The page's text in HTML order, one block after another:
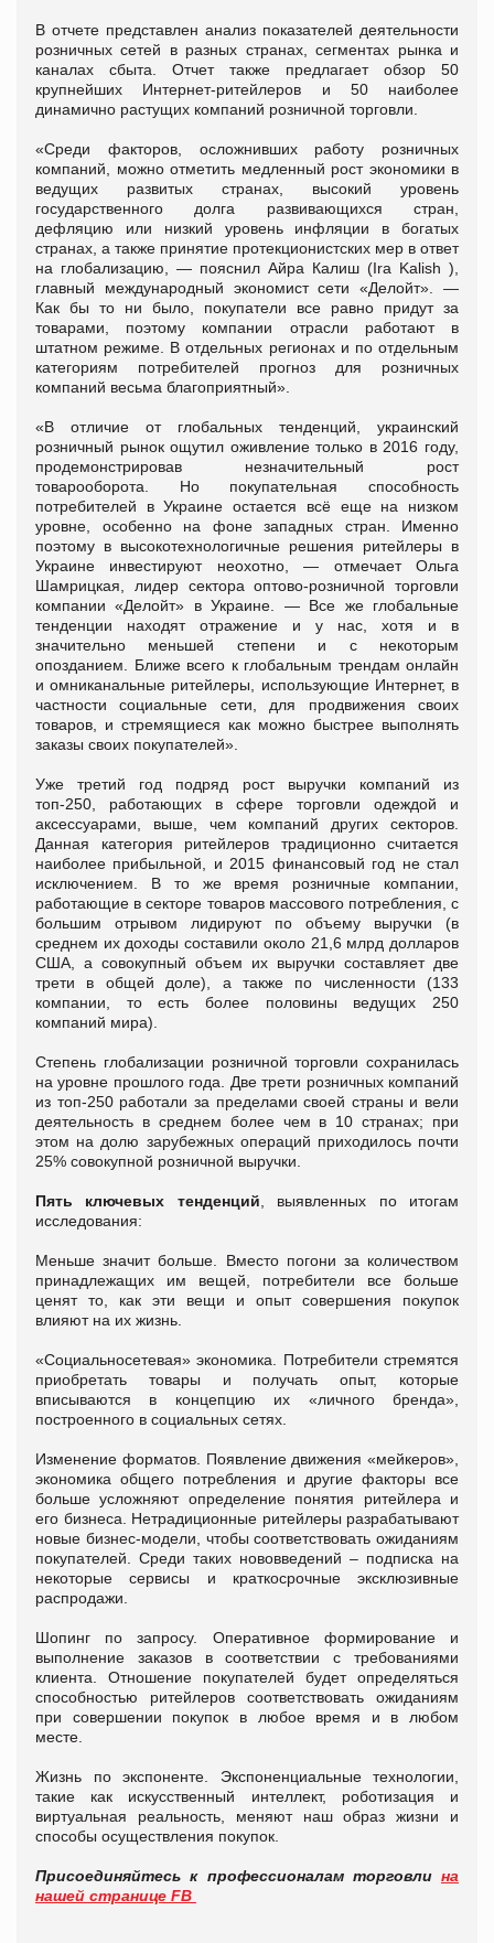
В отчете представлен анализ показателей деятельности
розничных сетей в разных странах, сегментах рынка и
каналах сбыта. Отчет также предлагает обзор 50
крупнейших Интернет-ритейлеров и 50 наиболее
динамично растущих компаний розничной торговли.
«Среди факторов, осложнивших работу розничных
компаний, можно отметить медленный рост экономики в
ведущих развитых странах, высокий уровень
государственного долга развивающихся стран,
дефляцию или низкий уровень инфляции в богатых
странах, а также принятие протекционистских мер в ответ
на глобализацию, — пояснил Айра Калиш (Ira Kalish ),
главный международный экономист сети «Делойт». —
Как бы то ни было, покупатели все равно придут за
товарами, поэтому компании отрасли работают в
штатном режиме. В отдельных регионах и по отдельным
категориям потребителей прогноз для розничных
компаний весьма благоприятный».
«В отличие от глобальных тенденций, украинский
розничный рынок ощутил оживление только в 2016 году,
продемонстрировав незначительный рост
товарооборота. Но покупательная способность
потребителей в Украине остается всё еще на низком
уровне, особенно на фоне западных стран. Именно
поэтому в высокотехнологичные решения ритейлеры в
Украине инвестируют неохотно, — отмечает Ольга
Шамрицкая, лидер сектора оптово-розничной торговли
компании «Делойт» в Украине. — Все же глобальные
тенденции находят отражение и у нас, хотя и в
значительно меньшей степени и с некоторым
опозданием. Ближе всего к глобальным трендам онлайн
и омниканальные ритейлеры, использующие Интернет, в
частности социальные сети, для продвижения своих
товаров, и стремящиеся как можно быстрее выполнять
заказы своих покупателей».
Уже третий год подряд рост выручки компаний из
топ-250, работающих в сфере торговли одеждой и
аксессуарами, выше, чем компаний других секторов.
Данная категория ритейлеров традиционно считается
наиболее прибыльной, и 2015 финансовый год не стал
исключением. В то же время розничные компании,
работающие в секторе товаров массового потребления, с
большим отрывом лидируют по объему выручки (в
среднем их доходы составили около 21,6 млрд долларов
США, а совокупный объем их выручки составляет две
трети в общей доле), а также по численности (133
компании, то есть более половины ведущих 250
компаний мира).
Степень глобализации розничной торговли сохранилась
на уровне прошлого года. Две трети розничных компаний
из топ-250 работали за пределами своей страны и вели
деятельность в среднем более чем в 10 странах; при
этом на долю зарубежных операций приходилось почти
25% совокупной розничной выручки.
Пять ключевых тенденций , выявленных по итогам
исследования:
Меньше значит больше. Вместо погони за количеством
принадлежащих им вещей, потребители все больше
ценят то, как эти вещи и опыт совершения покупок
влияют на их жизнь.
«Социальносетевая» экономика. Потребители стремятся
приобретать товары и получать опыт, которые
вписываются в концепцию их «личного бренда»,
построенного в социальных сетях.
Изменение форматов. Появление движения «мейкеров»,
экономика общего потребления и другие факторы все
больше усложняют определение понятия ритейлера и
его бизнеса. Нетрадиционные ритейлеры разрабатывают
новые бизнес-модели, чтобы соответствовать ожиданиям
покупателей. Среди таких нововведений – подписка на
некоторые сервисы и краткосрочные эксклюзивные
распродажи.
Шопинг по запросу. Оперативное формирование и
выполнение заказов в соответствии с требованиями
клиента. Отношение покупателей будет определяться
способностью ритейлеров соответствовать ожиданиям
при совершении покупок в любое время и в любом
месте.
Жизнь по экспоненте. Экспоненциальные технологии,
такие как искусственный интеллект, роботизация и
виртуальная реальность, меняют наш образ жизни и
способы осуществления покупок.
Присоединяйтесь к профессионалам торговли на
нашей странице FB